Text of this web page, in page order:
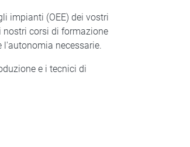
impianti (OEE) dei vostri
corsi di formazione
l'autonomia necessarie.
e i tecnici di